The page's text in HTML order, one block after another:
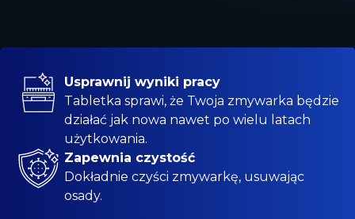
Usprawnij wyniki pracy
Tabletka sprawi, że Twoja zmywarka będzie
działać jak nowa nawet po wielu latach
użytkowania.
Zapewnia czystość
Dokładnie czyści zmywarkę, usuwając
osady.